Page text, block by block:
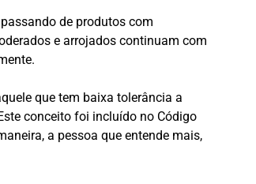
de produtos com
e arrojados continuam com
que tem baixa tolerância a
conceito foi incluído no Código
a pessoa que entende mais,